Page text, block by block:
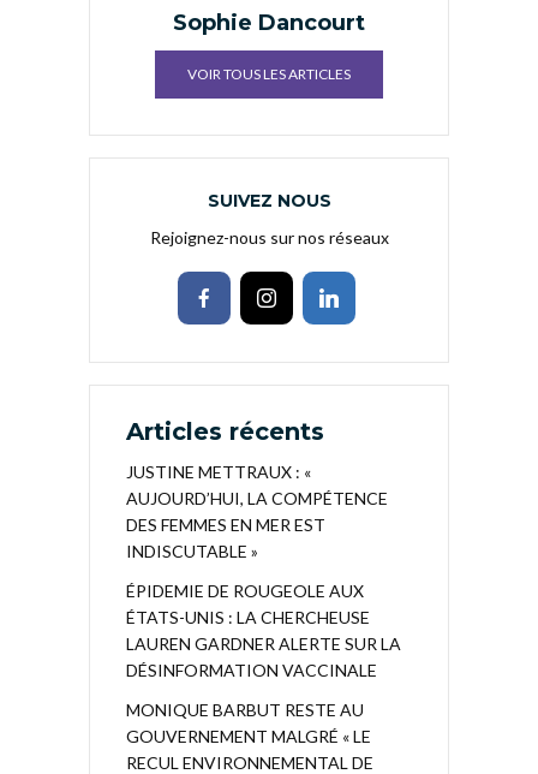
Sophie Dancourt
VOIR TOUS LES ARTICLES
SUIVEZ NOUS
Rejoignez-nous sur nos réseaux
Articles récents
JUSTINE METTRAUX : «
AUJOURD’HUI, LA COMPÉTENCE
DES FEMMES EN MER EST
INDISCUTABLE »
ÉPIDEMIE DE ROUGEOLE AUX
ÉTATS-UNIS : LA CHERCHEUSE
LAUREN GARDNER ALERTE SUR LA
DÉSINFORMATION VACCINALE
MONIQUE BARBUT RESTE AU
GOUVERNEMENT MALGRÉ « LE
RECUL ENVIRONNEMENTAL DE